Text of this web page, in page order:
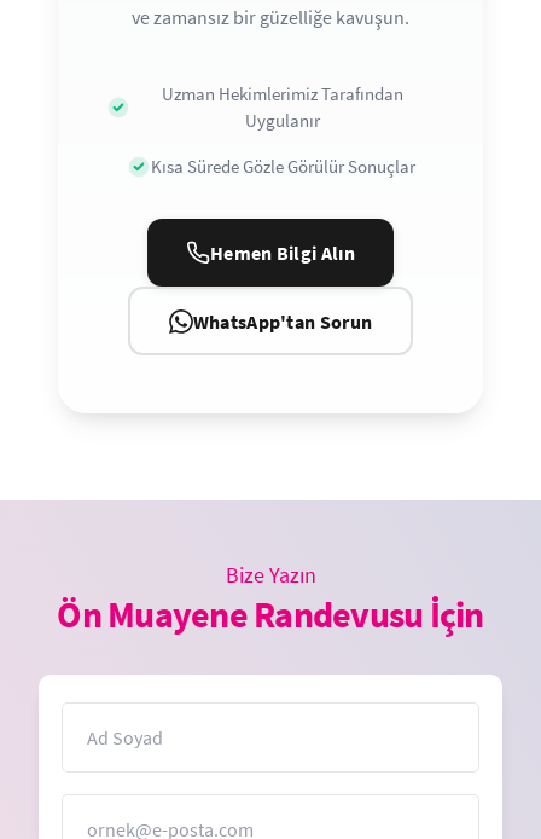
ve zamansız bir güzelliğe kavuşun.
Uzman Hekimlerimiz Tarafından
Uygulanır
Kısa Sürede Gözle Görülür Sonuçlar
Hemen Bilgi Alın
WhatsApp'tan Sorun
Bize Yazın
Ön Muayene Randevusu İçin